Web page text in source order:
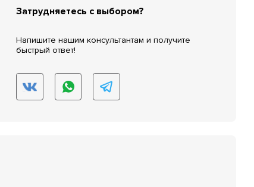
Затрудняетесь с выбором?
Напишите нашим консультантам и получите
быстрый ответ!